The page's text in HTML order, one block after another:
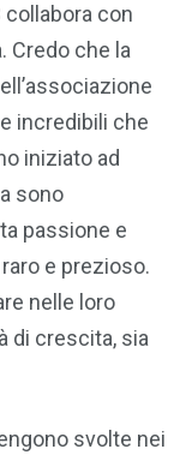
collabora con
Credo che la
incredibili che
iniziato ad
sono
passione e
e prezioso.
nelle loro
di crescita, sia
svolte nei